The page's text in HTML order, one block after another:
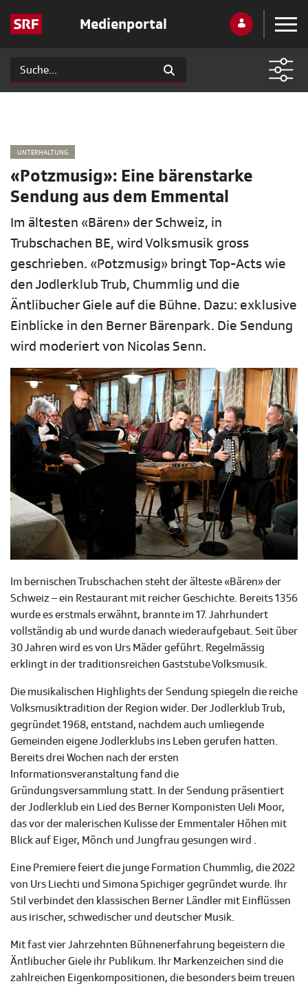
Medienportal
UNTERHALTUNG
«Potzmusig»: Eine bärenstarke
Sendung aus dem Emmental
Im ältesten «Bären» der Schweiz, in
Trubschachen BE, wird Volksmusik gross
geschrieben. «Potzmusig» bringt Top-Acts wie
den Jodlerklub Trub, Chummlig und die
Äntlibucher Giele auf die Bühne. Dazu: exklusive
Einblicke in den Berner Bärenpark. Die Sendung
wird moderiert von Nicolas Senn.
Im bernischen Trubschachen steht der älteste «Bären» der
Schweiz – ein Restaurant mit reicher Geschichte. Bereits 1356
wurde es erstmals erwähnt, brannte im 17. Jahrhundert
vollständig ab und wurde danach wiederaufgebaut. Seit über
30 Jahren wird es von Urs Mäder geführt. Regelmässig
erklingt in der traditionsreichen Gaststube Volksmusik.
Die musikalischen Highlights der Sendung spiegeln die reiche
Volksmusiktradition der Region wider. Der Jodlerklub Trub,
gegründet 1968, entstand, nachdem auch umliegende
Gemeinden eigene Jodlerklubs ins Leben gerufen hatten.
Bereits drei Wochen nach der ersten
Informationsveranstaltung fand die
Gründungsversammlung statt. In der Sendung präsentiert
der Jodlerklub ein Lied des Berner Komponisten Ueli Moor,
das vor der malerischen Kulisse der Emmentaler Höhen mit
Blick auf Eiger, Mönch und Jungfrau gesungen wird .
Eine Premiere feiert die junge Formation Chummlig, die 2022
von Urs Liechti und Simona Spichiger gegründet wurde. Ihr
Stil verbindet den klassischen Berner Ländler mit Einflüssen
aus irischer, schwedischer und deutscher Musik.
Mit fast vier Jahrzehnten Bühnenerfahrung begeistern die
Äntlibucher Giele ihr Publikum. Ihr Markenzeichen sind die
zahlreichen Eigenkompositionen, die besonders beim treuen